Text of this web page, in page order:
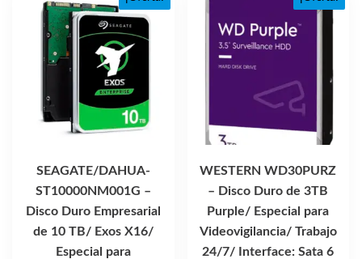
SEAGATE/DAHUA-
ST10000NM001G –
Disco Duro Empresarial
de 10 TB/ Exos X16/
Especial para
WESTERN WD30PURZ
– Disco Duro de 3TB
Purple/ Especial para
Videovigilancia/ Trabajo
24/7/ Interface: Sata 6